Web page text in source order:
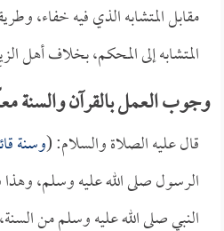
مقابل المتشابه الذي فيه خفاء،
المتشابه إلى المحكم، بخلاف أهل
وجوب العمل بالقرآن والسنة
قال عليه الصلاة والسلام: (وسنة
الرسول صلى الله عليه وسلم، وهذا
النبي صلى الله عليه وسلم من